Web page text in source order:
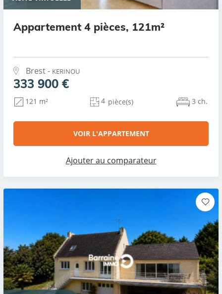
Appartement 4 pièces, 121m²
Brest - KERINOU
333 900 €
121 m² 4 pièce(s) 3 ch.
VOIR L'APPARTEMENT
Ajouter au comparateur